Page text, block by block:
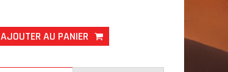
AJOUTER AU PANIER